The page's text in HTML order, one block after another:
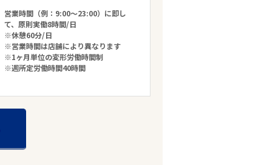
営業時間（例：9:00～23:00）に即し
て、原則実働8時間/日
※休憩60分/日
※営業時間は店舗により異なります
※1ヶ月単位の変形労働時間制
※週所定労働時間40時間